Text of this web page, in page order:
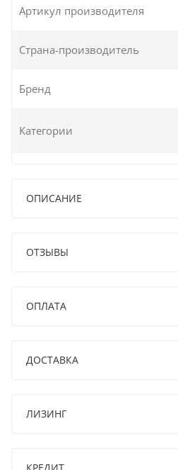
Артикул производителя
Страна-производитель
Бренд
Категории
ОПИСАНИЕ
ОТЗЫВЫ
ОПЛАТА
ДОСТАВКА
ЛИЗИНГ